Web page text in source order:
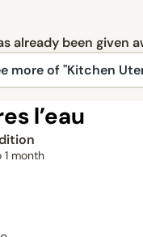
already been given
more of "Kitchen
l’eau
1 month